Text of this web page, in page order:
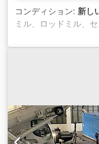
コンディション: 新し
ミル、ロッドミル、
うなボール粉砕機の
に応じて、さらなる